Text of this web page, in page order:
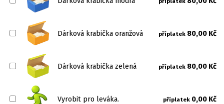
Dárková krabička oranžová příplatek 80,00 Kč
Dárková krabička zelená příplatek 80,00 Kč
Vyrobit pro leváka. příplatek 0,00 Kč